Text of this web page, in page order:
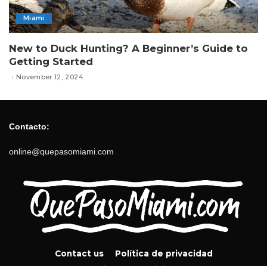
Miami
New to Duck Hunting? A Beginner’s Guide to
Getting Started
November 12, 2024
Contacto:
online@quepasomiami.com
Contact us
Política de privacidad